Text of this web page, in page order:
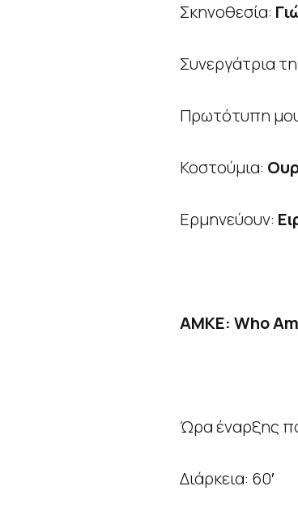
Σκηνοθεσία:
Συνεργάτρια
Πρωτότυπη
Κοστούμια:
Ερμηνεύουν:
ΑΜΚΕ: Who
Ώρα έναρξης
Διάρκεια: 60′